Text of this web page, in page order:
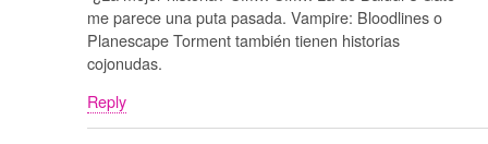
me parece una puta pasada. Vampire: Bloodlines o
Planescape Torment también tienen historias
cojonudas.
Reply